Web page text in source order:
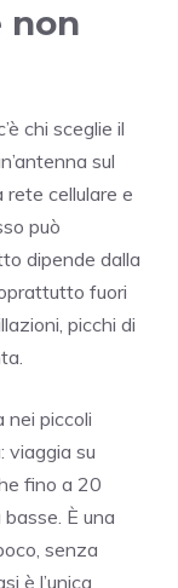
non
chi sceglie il
sul
cellulare e
può
dipende dalla
fuori
picchi di
nei piccoli
viaggia su
fino a 20
È una
senza
è l’unica